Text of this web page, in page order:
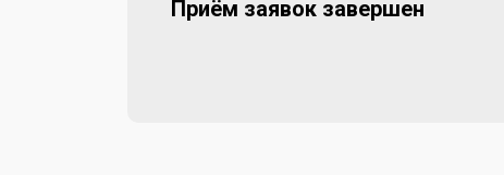
Приём заявок завершен